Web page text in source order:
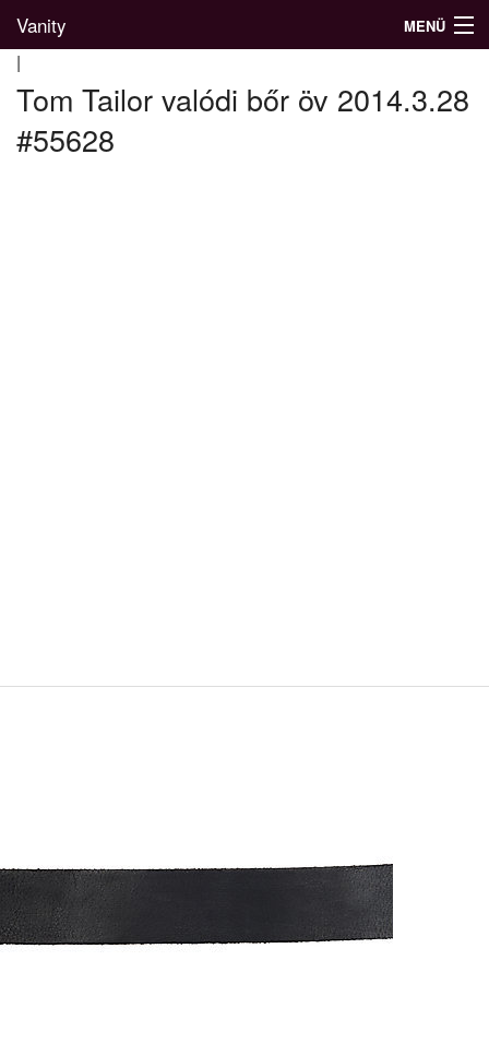
Vanity MENÜ
Divatblog
|
Tom Tailor valódi bőr öv 2014.3.28
#55628